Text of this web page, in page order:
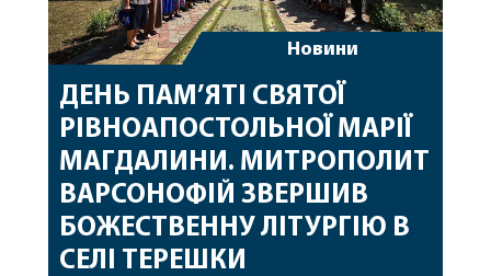
Новини
ДЕНЬ ПАМ’ЯТІ СВЯТОЇ
РІВНОАПОСТОЛЬНОЇ МАРІЇ
МАГДАЛИНИ. МИТРОПОЛИТ
ВАРСОНОФІЙ ЗВЕРШИВ
БОЖЕСТВЕННУ ЛІТУРГІЮ В
СЕЛІ ТЕРЕШКИ